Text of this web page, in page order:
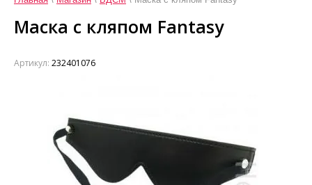
Маска с кляпом Fantasy
Артикул: 232401076